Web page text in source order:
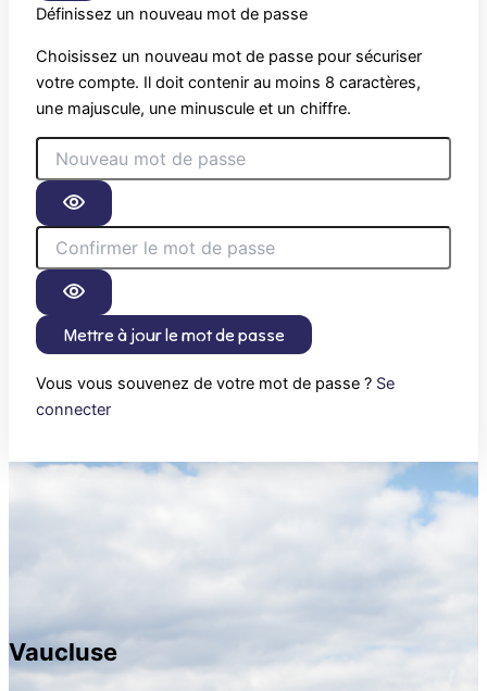
Définissez un nouveau mot de passe
Choisissez un nouveau mot de passe pour sécuriser
votre compte. Il doit contenir au moins 8 caractères,
une majuscule, une minuscule et un chiffre.
Mettre à jour le mot de passe
Vous vous souvenez de votre mot de passe ? Se
connecter
Vaucluse